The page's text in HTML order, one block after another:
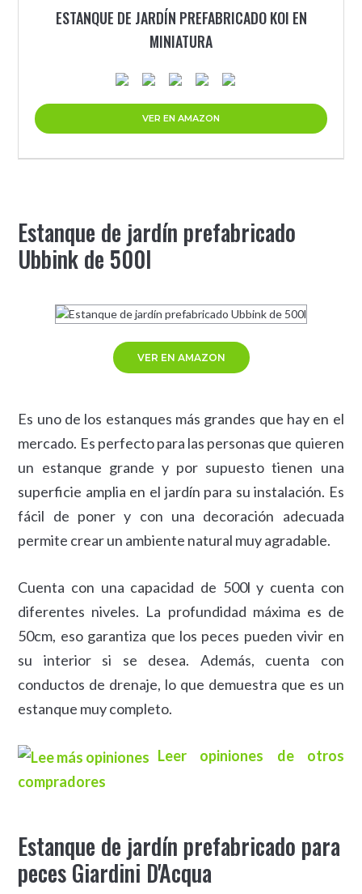
ESTANQUE DE JARDÍN PREFABRICADO KOI EN
MINIATURA
VER EN AMAZON
Estanque de jardín prefabricado
Ubbink de 500l
VER EN AMAZON
Es uno de los estanques más grandes que hay en el
mercado. Es perfecto para las personas que quieren
un estanque grande y por supuesto tienen una
superficie amplia en el jardín para su instalación. Es
fácil de poner y con una decoración adecuada
permite crear un ambiente natural muy agradable.
Cuenta con una capacidad de 500l y cuenta con
diferentes niveles. La profundidad máxima es de
50cm, eso garantiza que los peces pueden vivir en
su interior si se desea. Además, cuenta con
conductos de drenaje, lo que demuestra que es un
estanque muy completo.
Leer opiniones de otros
compradores
Estanque de jardín prefabricado para
peces Giardini D'Acqua